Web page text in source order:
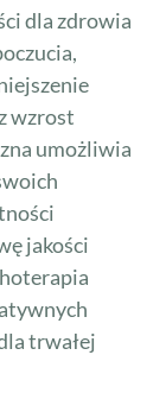
dla zdrowia
wzrost
umożliwia
jakości
trwałej